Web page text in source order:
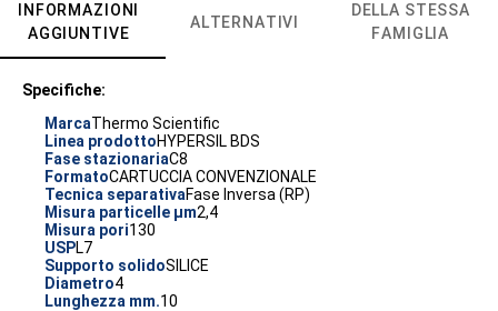
INFORMAZIONI
AGGIUNTIVE
ALTERNATIVI
DELLA STESSA
FAMIGLIA
Specifiche:
MarcaThermo Scientific
Linea prodottoHYPERSIL BDS
Fase stazionariaC8
FormatoCARTUCCIA CONVENZIONALE
Tecnica separativaFase Inversa (RP)
Misura particelle µm2,4
Misura pori130
USPL7
Supporto solidoSILICE
Diametro4
Lunghezza mm.10